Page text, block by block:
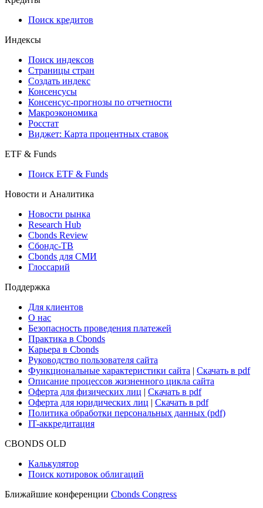
Поиск кредитов
Индексы
Поиск индексов
Страницы стран
Создать индекс
Консенсусы
Консенсус-прогнозы по отчетности
Макроэкономика
Росстат
Виджет: Карта процентных ставок
ETF & Funds
Поиск ETF & Funds
Новости и Аналитика
Новости рынка
Research Hub
Cbonds Review
Сбондс-ТВ
Cbonds для СМИ
Глоссарий
Поддержка
Для клиентов
О нас
Безопасность проведения платежей
Практика в Cbonds
Карьера в Cbonds
Руководство пользователя сайта
Функциональные характеристики сайта | Скачать в pdf
Описание процессов жизненного цикла сайта
Оферта для физических лиц | Скачать в pdf
Оферта для юридических лиц | Скачать в pdf
Политика обработки персональных данных (pdf)
IT-аккредитация
CBONDS OLD
Калькулятор
Поиск котировок облигаций
Ближайшие конференции Cbonds Congress